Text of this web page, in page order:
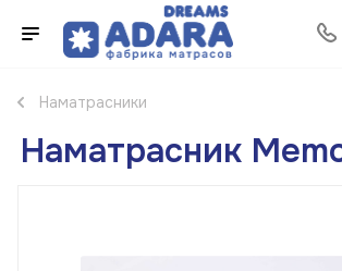
Наматрасники
Наматрасник